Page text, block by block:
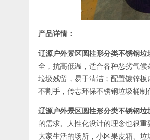
产品详情：
辽源户外景区圆柱形分类不锈钢垃
全，抗高低温，适合各种恶劣气
垃圾残留，易于清洁；配置镀锌
不割手，传志环保不锈钢垃圾桶制
辽源户外景区圆柱形分类不锈钢垃
的需求。人性化设计的理念也很
大家生活的场所，小区果皮箱、